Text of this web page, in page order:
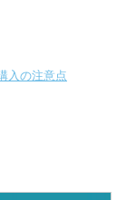
入の注意点